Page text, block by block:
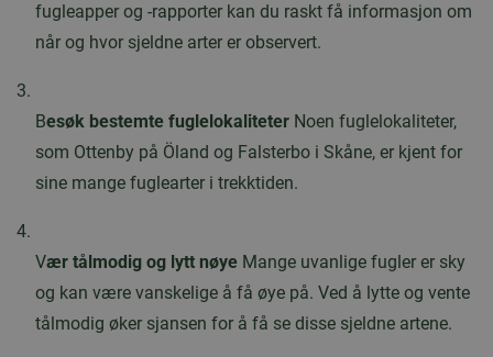
fugleapper og -rapporter kan du raskt få informasjon om
når og hvor sjeldne arter er observert.
Besøk bestemte fuglelokaliteter Noen fuglelokaliteter,
som Ottenby på Öland og Falsterbo i Skåne, er kjent for
sine mange fuglearter i trekktiden.
Vær tålmodig og lytt nøye Mange uvanlige fugler er sky
og kan være vanskelige å få øye på. Ved å lytte og vente
tålmodig øker sjansen for å få se disse sjeldne artene.